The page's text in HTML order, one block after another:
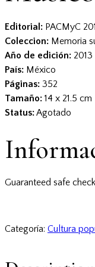
Editorial: PACMyC
Coleccion: Memoria
Año de edición: 2013
País: México
Páginas: 352
Tamaño: 14 x 21.5 cm
Status:Agotado
Guaranteed safe
Categoría: Cultura